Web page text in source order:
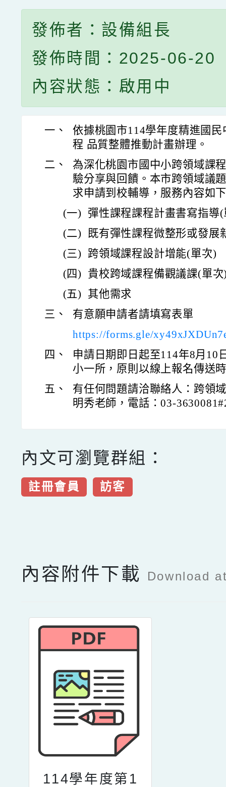
發佈者：設備組長
發佈時間：2025-06-20
內容狀態：啟用中
一、
依據桃園市114學年度精進國
程 品質整體推動計畫辦理。
二、
為深化桃園市國中小跨領域課
驗分享與回饋。本市跨領域議
求申請到校輔導，服務內容如
(一)
彈性課程課程計畫書寫指導
(二)
既有彈性課程微整形或發展
(三)
跨領域課程設計增能(單次)
(四)
貴校跨域課程備觀議課(單次
(五)
其他需求
三、
有意願申請者請填寫表單
https://forms.gle/
四、
申請日期即日起至114年8月10
小一所，原則以線上報名傳送
五、
有任何問題請洽聯絡人：跨領
明秀老師，電話：03-
內文可瀏覽群組：
註冊會員 訪客
內容附件下載 Download
114學年度第1